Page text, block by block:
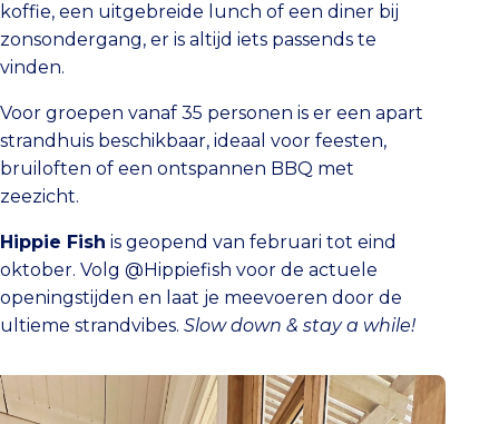
koffie, een uitgebreide lunch of een diner bij
zonsondergang, er is altijd iets passends te
vinden.
Voor groepen vanaf 35 personen is er een apart
strandhuis beschikbaar, ideaal voor feesten,
bruiloften of een ontspannen BBQ met
zeezicht.
Hippie Fish is geopend van februari tot eind
oktober. Volg @Hippiefish voor de actuele
openingstijden en laat je meevoeren door de
ultieme strandvibes. Slow down & stay a while!